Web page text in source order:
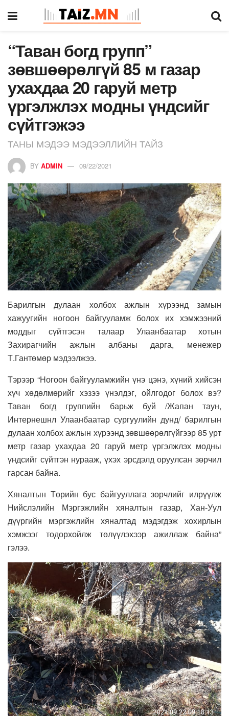
“Таван богд групп”
зөвшөөрөлгүй 85 м газар
ухахдаа 20 гаруй метр
үргэлжлэх модны үндсийг
сүйтгэжээ
ТАНЫ МЭДЭЭ МЭДЭЭЛЛИЙН ТАЙЗ
BY ADMIN 09/22/2021
Барилгын дулаан холбох ажлын хүрээнд замын
хажуугийн ногоон байгууламж болох их хэмжээний
моддыг сүйтгэсэн талаар Улаанбаатар хотын
Захирагчийн ажлын албаны дарга, менежер
Т.Гантөмөр мэдээлжээ.
Тэрээр “Ногоон байгууламжийн үнэ цэнэ, хүний хийсэн
хүч хөдөлмөрийг хэзээ үнэлдэг, ойлгодог болох вэ?
Таван богд группийн барьж буй /Жапан таун,
Интернешнл Улаанбаатар сургуулийн дунд/ барилгын
дулаан холбох ажлын хүрээнд зөвшөөрөлгүйгээр 85 урт
метр газар ухахдаа 20 гаруй метр үргэлжлэх модны
үндсийг сүйтгэн нурааж, үхэх эрсдэлд оруулсан зөрчил
гарсан байна.
Хяналтын Төрийн бус байгууллага зөрчлийг илрүүлж
Нийслэлийн Мэргэжлийн хяналтын газар, Хан-Уул
дүүргийн мэргэжлийн хяналтад мэдэгдэж хохирлын
хэмжээг тодорхойлж төлүүлэхээр ажиллаж байна”
гэлээ.